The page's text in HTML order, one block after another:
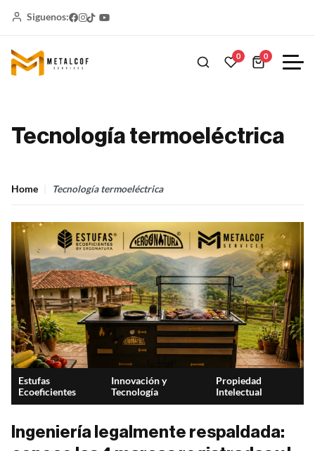
Siguenos:
0 0
Tecnología termoeléctrica
Home Tecnología termoeléctrica
Estufas
Ecoeficientes
Innovación y
Tecnología
Propiedad
Intelectual
Ingeniería legalmente respaldada: